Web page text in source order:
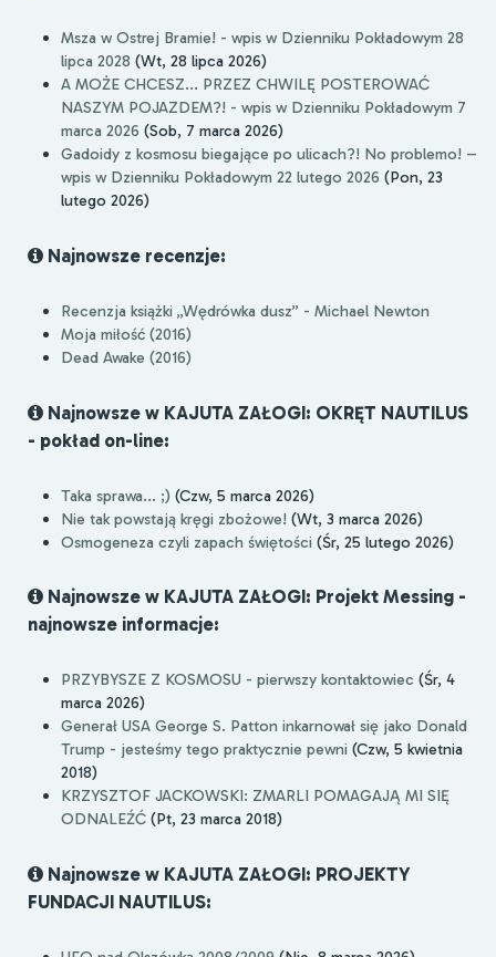
Msza w Ostrej Bramie! - wpis w Dzienniku Pokładowym 28
lipca 2028 (Wt, 28 lipca 2026)
A MOŻE CHCESZ... PRZEZ CHWILĘ POSTEROWAĆ
NASZYM POJAZDEM?! - wpis w Dzienniku Pokładowym 7
marca 2026 (Sob, 7 marca 2026)
Gadoidy z kosmosu biegające po ulicach?! No problemo! –
wpis w Dzienniku Pokładowym 22 lutego 2026 (Pon, 23
lutego 2026)
Najnowsze recenzje:
Recenzja książki „Wędrówka dusz” - Michael Newton
Moja miłość (2016)
Dead Awake (2016)
Najnowsze w KAJUTA ZAŁOGI: OKRĘT NAUTILUS
- pokład on-line:
Taka sprawa... ;) (Czw, 5 marca 2026)
Nie tak powstają kręgi zbożowe! (Wt, 3 marca 2026)
Osmogeneza czyli zapach świętości (Śr, 25 lutego 2026)
Najnowsze w KAJUTA ZAŁOGI: Projekt Messing -
najnowsze informacje:
PRZYBYSZE Z KOSMOSU - pierwszy kontaktowiec (Śr, 4
marca 2026)
Generał USA George S. Patton inkarnował się jako Donald
Trump - jesteśmy tego praktycznie pewni (Czw, 5 kwietnia
2018)
KRZYSZTOF JACKOWSKI: ZMARLI POMAGAJĄ MI SIĘ
ODNALEŹĆ (Pt, 23 marca 2018)
Najnowsze w KAJUTA ZAŁOGI: PROJEKTY
FUNDACJI NAUTILUS: